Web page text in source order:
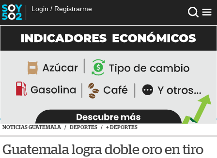
Login / Registrarme
NOTICIAS GUATEMALA / DEPORTES / + DEPORTES
Guatemala logra doble oro en tiro